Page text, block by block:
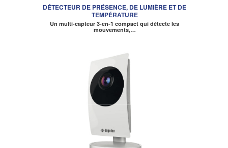
DÉTECTEUR DE PRÉSENCE, DE LUMIÈRE ET DE
TEMPÉRATURE
Un multi-capteur 3-en-1 compact qui détecte les
mouvements,…